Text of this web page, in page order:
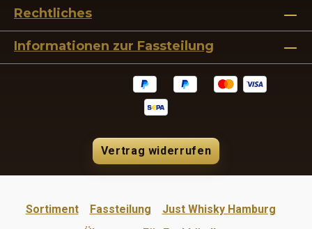
Rechtliches
Informationen zur Fassteilung
Vertrag widerrufen
Sortiment Fassteilung
Just Whisky Hamburg